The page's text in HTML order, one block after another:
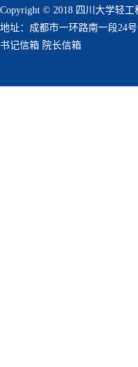
Copyright © 2018 四川大学轻
地址：成都市一环路南一段24号
书记信箱 院长信箱